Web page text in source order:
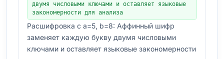
двумя числовыми ключами и оставляет языковые
закономерности для анализа
Расшифровка с a=5, b=8: Аффинный шифр
заменяет каждую букву двумя числовыми
ключами и оставляет языковые закономерности